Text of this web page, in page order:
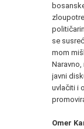
se
mom
Naravno,
javni
uvlačiti i
Omer